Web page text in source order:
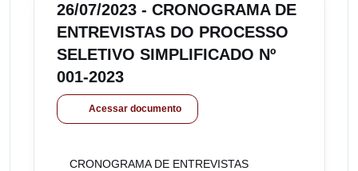
26/07/2023 - CRONOGRAMA DE
ENTREVISTAS DO PROCESSO
SELETIVO SIMPLIFICADO Nº
001-2023
Acessar documento
CRONOGRAMA DE ENTREVISTAS